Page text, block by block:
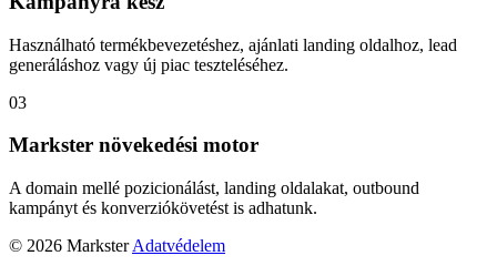
Használható termékbevezetéshez, ajánlati landing oldalhoz, lead
generáláshoz vagy új piac teszteléséhez.
03
Markster növekedési motor
A domain mellé pozicionálást, landing oldalakat, outbound
kampányt és konverziókövetést is adhatunk.
© 2026 Markster Adatvédelem